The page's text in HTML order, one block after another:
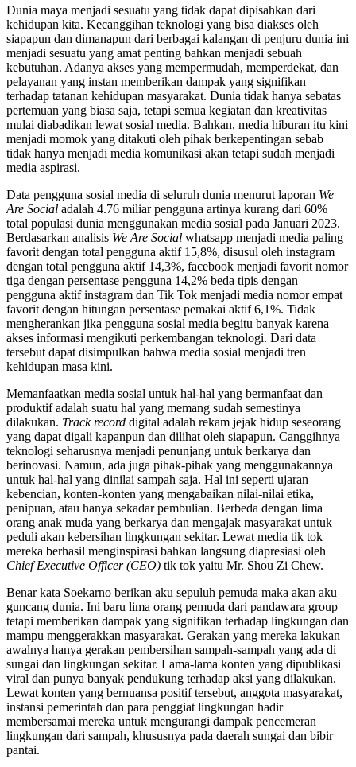
Dunia maya menjadi sesuatu yang tidak dapat dipisahkan dari
kehidupan kita. Kecanggihan teknologi yang bisa diakses oleh
siapapun dan dimanapun dari berbagai kalangan di penjuru dunia ini
menjadi sesuatu yang amat penting bahkan menjadi sebuah
kebutuhan. Adanya akses yang mempermudah, memperdekat, dan
pelayanan yang instan memberikan dampak yang signifikan
terhadap tatanan kehidupan masyarakat. Dunia tidak hanya sebatas
pertemuan yang biasa saja, tetapi semua kegiatan dan kreativitas
mulai diabadikan lewat sosial media. Bahkan, media hiburan itu kini
menjadi momok yang ditakuti oleh pihak berkepentingan sebab
tidak hanya menjadi media komunikasi akan tetapi sudah menjadi
media aspirasi.
Data pengguna sosial media di seluruh dunia menurut laporan We
Are Social adalah 4.76 miliar pengguna artinya kurang dari 60%
total populasi dunia menggunakan media sosial pada Januari 2023.
Berdasarkan analisis We Are Social whatsapp menjadi media paling
favorit dengan total pengguna aktif 15,8%, disusul oleh instagram
dengan total pengguna aktif 14,3%, facebook menjadi favorit nomor
tiga dengan persentase pengguna 14,2% beda tipis dengan
pengguna aktif instagram dan Tik Tok menjadi media nomor empat
favorit dengan hitungan persentase pemakai aktif 6,1%. Tidak
mengherankan jika pengguna sosial media begitu banyak karena
akses informasi mengikuti perkembangan teknologi. Dari data
tersebut dapat disimpulkan bahwa media sosial menjadi tren
kehidupan masa kini.
Memanfaatkan media sosial untuk hal-hal yang bermanfaat dan
produktif adalah suatu hal yang memang sudah semestinya
dilakukan. Track record digital adalah rekam jejak hidup seseorang
yang dapat digali kapanpun dan dilihat oleh siapapun. Canggihnya
teknologi seharusnya menjadi penunjang untuk berkarya dan
berinovasi. Namun, ada juga pihak-pihak yang menggunakannya
untuk hal-hal yang dinilai sampah saja. Hal ini seperti ujaran
kebencian, konten-konten yang mengabaikan nilai-nilai etika,
penipuan, atau hanya sekadar pembulian. Berbeda dengan lima
orang anak muda yang berkarya dan mengajak masyarakat untuk
peduli akan kebersihan lingkungan sekitar. Lewat media tik tok
mereka berhasil menginspirasi bahkan langsung diapresiasi oleh
Chief Executive Officer (CEO) tik tok yaitu Mr. Shou Zi Chew.
Benar kata Soekarno berikan aku sepuluh pemuda maka akan aku
guncang dunia. Ini baru lima orang pemuda dari pandawara group
tetapi memberikan dampak yang signifikan terhadap lingkungan dan
mampu menggerakkan masyarakat. Gerakan yang mereka lakukan
awalnya hanya gerakan pembersihan sampah-sampah yang ada di
sungai dan lingkungan sekitar. Lama-lama konten yang dipublikasi
viral dan punya banyak pendukung terhadap aksi yang dilakukan.
Lewat konten yang bernuansa positif tersebut, anggota masyarakat,
instansi pemerintah dan para penggiat lingkungan hadir
membersamai mereka untuk mengurangi dampak pencemeran
lingkungan dari sampah, khususnya pada daerah sungai dan bibir
pantai.